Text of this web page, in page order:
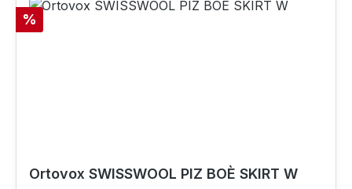
Rabatt
%
Ortovox SWISSWOOL PIZ BOÈ SKIRT W